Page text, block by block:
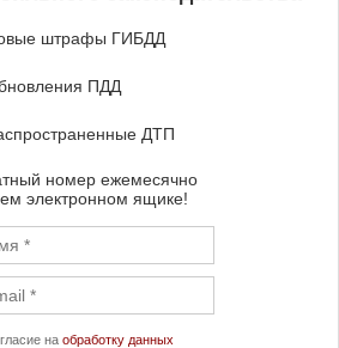
штрафы ГИБДД
ПДД
ДТП
номер ежемесячно
электронном ящике!
на обработку данных